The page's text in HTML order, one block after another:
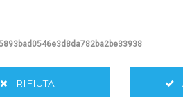
e divulgativa. Il Titolare si
RIFIUTA